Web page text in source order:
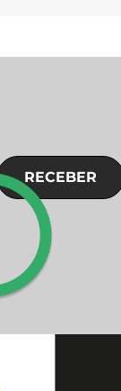
RECEBER